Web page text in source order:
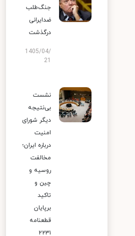
جنگ‌طلب
ضدایرانی
درگذشت
1405/04/
نشست
بی‌نتیجه
دیگر شورای
امنیت
درباره ایران؛
مخالفت
روسیه و
چین و
تاکید
برپایان
قطعنامه
۲۲۳۱